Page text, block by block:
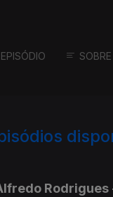
Rodrigues